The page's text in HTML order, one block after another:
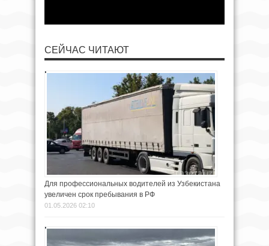
СЕЙЧАС ЧИТАЮТ
Для профессиональных водителей из Узбекистана
увеличен срок пребывания в РФ
01.05.2026 02:10